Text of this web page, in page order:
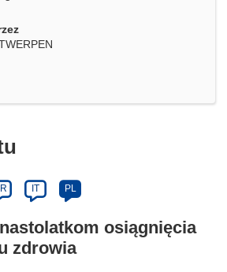
IT PL
osiągnięcia
zdrowia